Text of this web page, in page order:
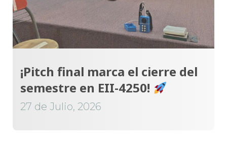
¡Pitch final marca el cierre del
semestre en EII-4250!
27 de Julio, 2026